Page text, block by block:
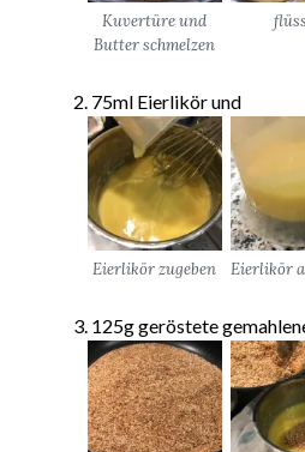
Kuvertüre und
Butter schmelzen
75ml Eierlikör und
Eierlikör zugeben Eierlikör
125g geröstete